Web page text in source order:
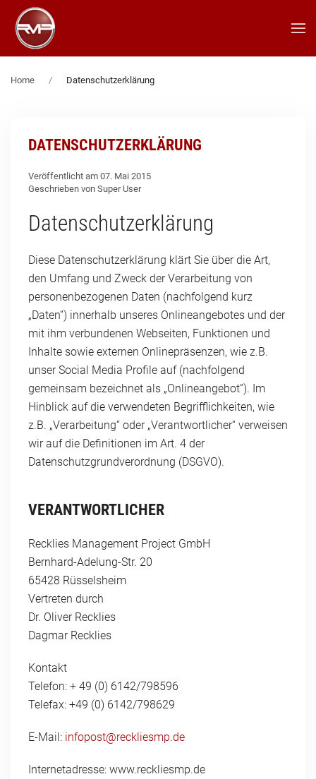
Zum Hauptinhalt springen
Home Datenschutzerklärung
DATENSCHUTZERKLÄRUNG
Veröffentlicht am 07. Mai 2015
Geschrieben von Super User
Datenschutzerklärung
Diese Datenschutzerklärung klärt Sie über die Art,
den Umfang und Zweck der Verarbeitung von
personenbezogenen Daten (nachfolgend kurz
„Daten“) innerhalb unseres Onlineangebotes und der
mit ihm verbundenen Webseiten, Funktionen und
Inhalte sowie externen Onlinepräsenzen, wie z.B.
unser Social Media Profile auf (nachfolgend
gemeinsam bezeichnet als „Onlineangebot“). Im
Hinblick auf die verwendeten Begrifflichkeiten, wie
z.B. „Verarbeitung“ oder „Verantwortlicher“ verweisen
wir auf die Definitionen im Art. 4 der
Datenschutzgrundverordnung (DSGVO).
VERANTWORTLICHER
Recklies Management Project GmbH
Bernhard-Adelung-Str. 20
65428 Rüsselsheim
Vertreten durch
Dr. Oliver Recklies
Dagmar Recklies
Kontakt
Telefon: + 49 (0) 6142/798596
Telefax: +49 (0) 6142/798629
E-Mail: infopost@reckliesmp.de
Internetadresse: www.reckliesmp.de